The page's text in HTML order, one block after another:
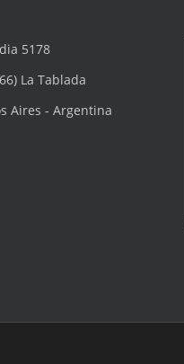
5178
La Tablada
Aires - Argentina